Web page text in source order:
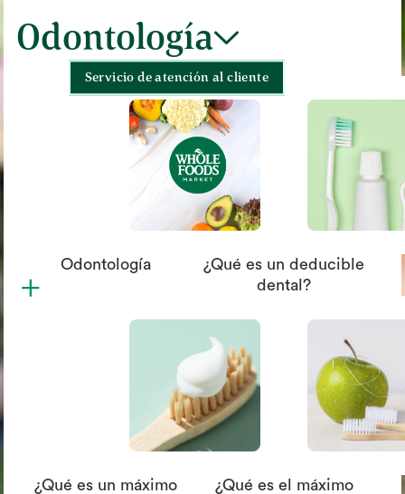
Servicio de atención al cliente
Odontologíachevron_down
Odontología
plus
¿Qué es un deducible
dental?
¿Qué es un máximo
¿Qué es el máximo